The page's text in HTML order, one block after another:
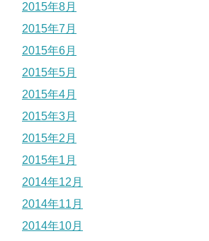
2015年8月
2015年7月
2015年6月
2015年5月
2015年4月
2015年3月
2015年2月
2015年1月
2014年12月
2014年11月
2014年10月